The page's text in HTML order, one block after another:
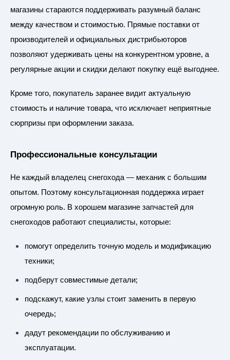
магазины стараются поддерживать разумный баланс
между качеством и стоимостью. Прямые поставки от
производителей и официальных дистрибьюторов
позволяют удерживать цены на конкурентном уровне, а
регулярные акции и скидки делают покупку ещё выгоднее.
Кроме того, покупатель заранее видит актуальную
стоимость и наличие товара, что исключает неприятные
сюрпризы при оформлении заказа.
Профессиональные консультации
Не каждый владелец снегохода — механик с большим
опытом. Поэтому консультационная поддержка играет
огромную роль. В хорошем магазине запчастей для
снегоходов работают специалисты, которые:
помогут определить точную модель и модификацию
техники;
подберут совместимые детали;
подскажут, какие узлы стоит заменить в первую
очередь;
дадут рекомендации по обслуживанию и
эксплуатации.